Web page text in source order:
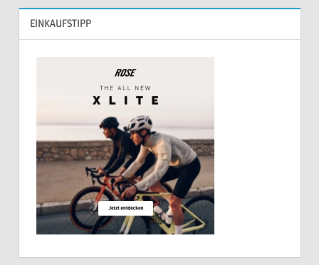
EINKAUFSTIPP